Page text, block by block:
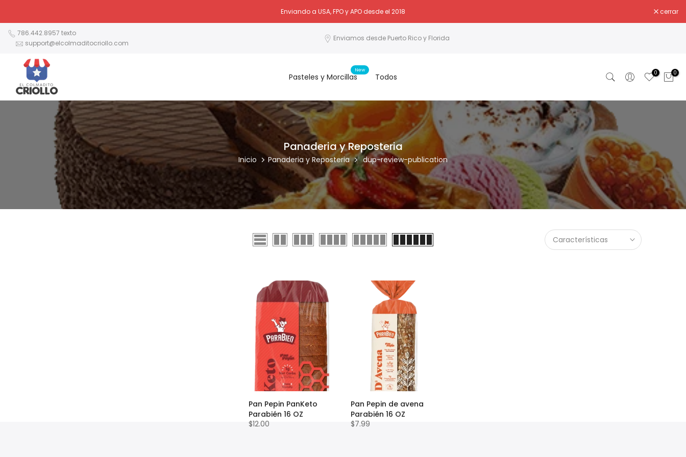
al
contenido
Enviando a USA, FPO y APO desde el 2018 cerrar
786.442.8957 texto
support@elcolmaditocriollo.com
Enviamos desde Puerto Rico y Florida
Pasteles y Morcillas
New
Todos 0 0
Panaderia y Reposteria
Inicio Panaderia y Reposteria dup-review-publication
Características
Pan Pepin PanKeto
Parabién 16 OZ
$12.00
Pan Pepin de avena
Parabién 16 OZ
$7.99